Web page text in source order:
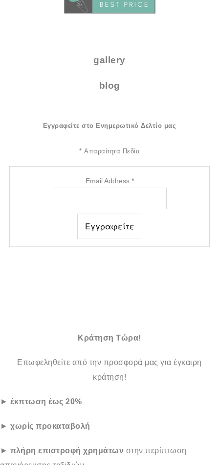
gallery
blog
Εγγραφείτε στο Ενημερωτικό Δελτίο μας
* Απαραίτητα Πεδία
Email Address *
Κράτηση Τώρα!
Επωφεληθείτε από την προσφορά μας για έγκαιρη
κράτηση!
► έκπτωση έως 20%
► χωρίς προκαταβολή
► πλήρη επιστροφή χρημάτων στην περίπτωση